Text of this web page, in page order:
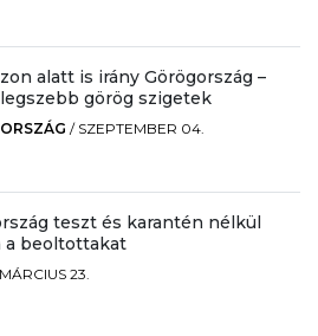
alatt is irány Görögország –
görög szigetek
/ SZEPTEMBER 04.
teszt és karantén nélkül
a beoltottakat
MÁRCIUS 23.